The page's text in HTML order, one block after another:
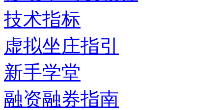
技术指标
虚拟坐庄指引
新手学堂
融资融券指南